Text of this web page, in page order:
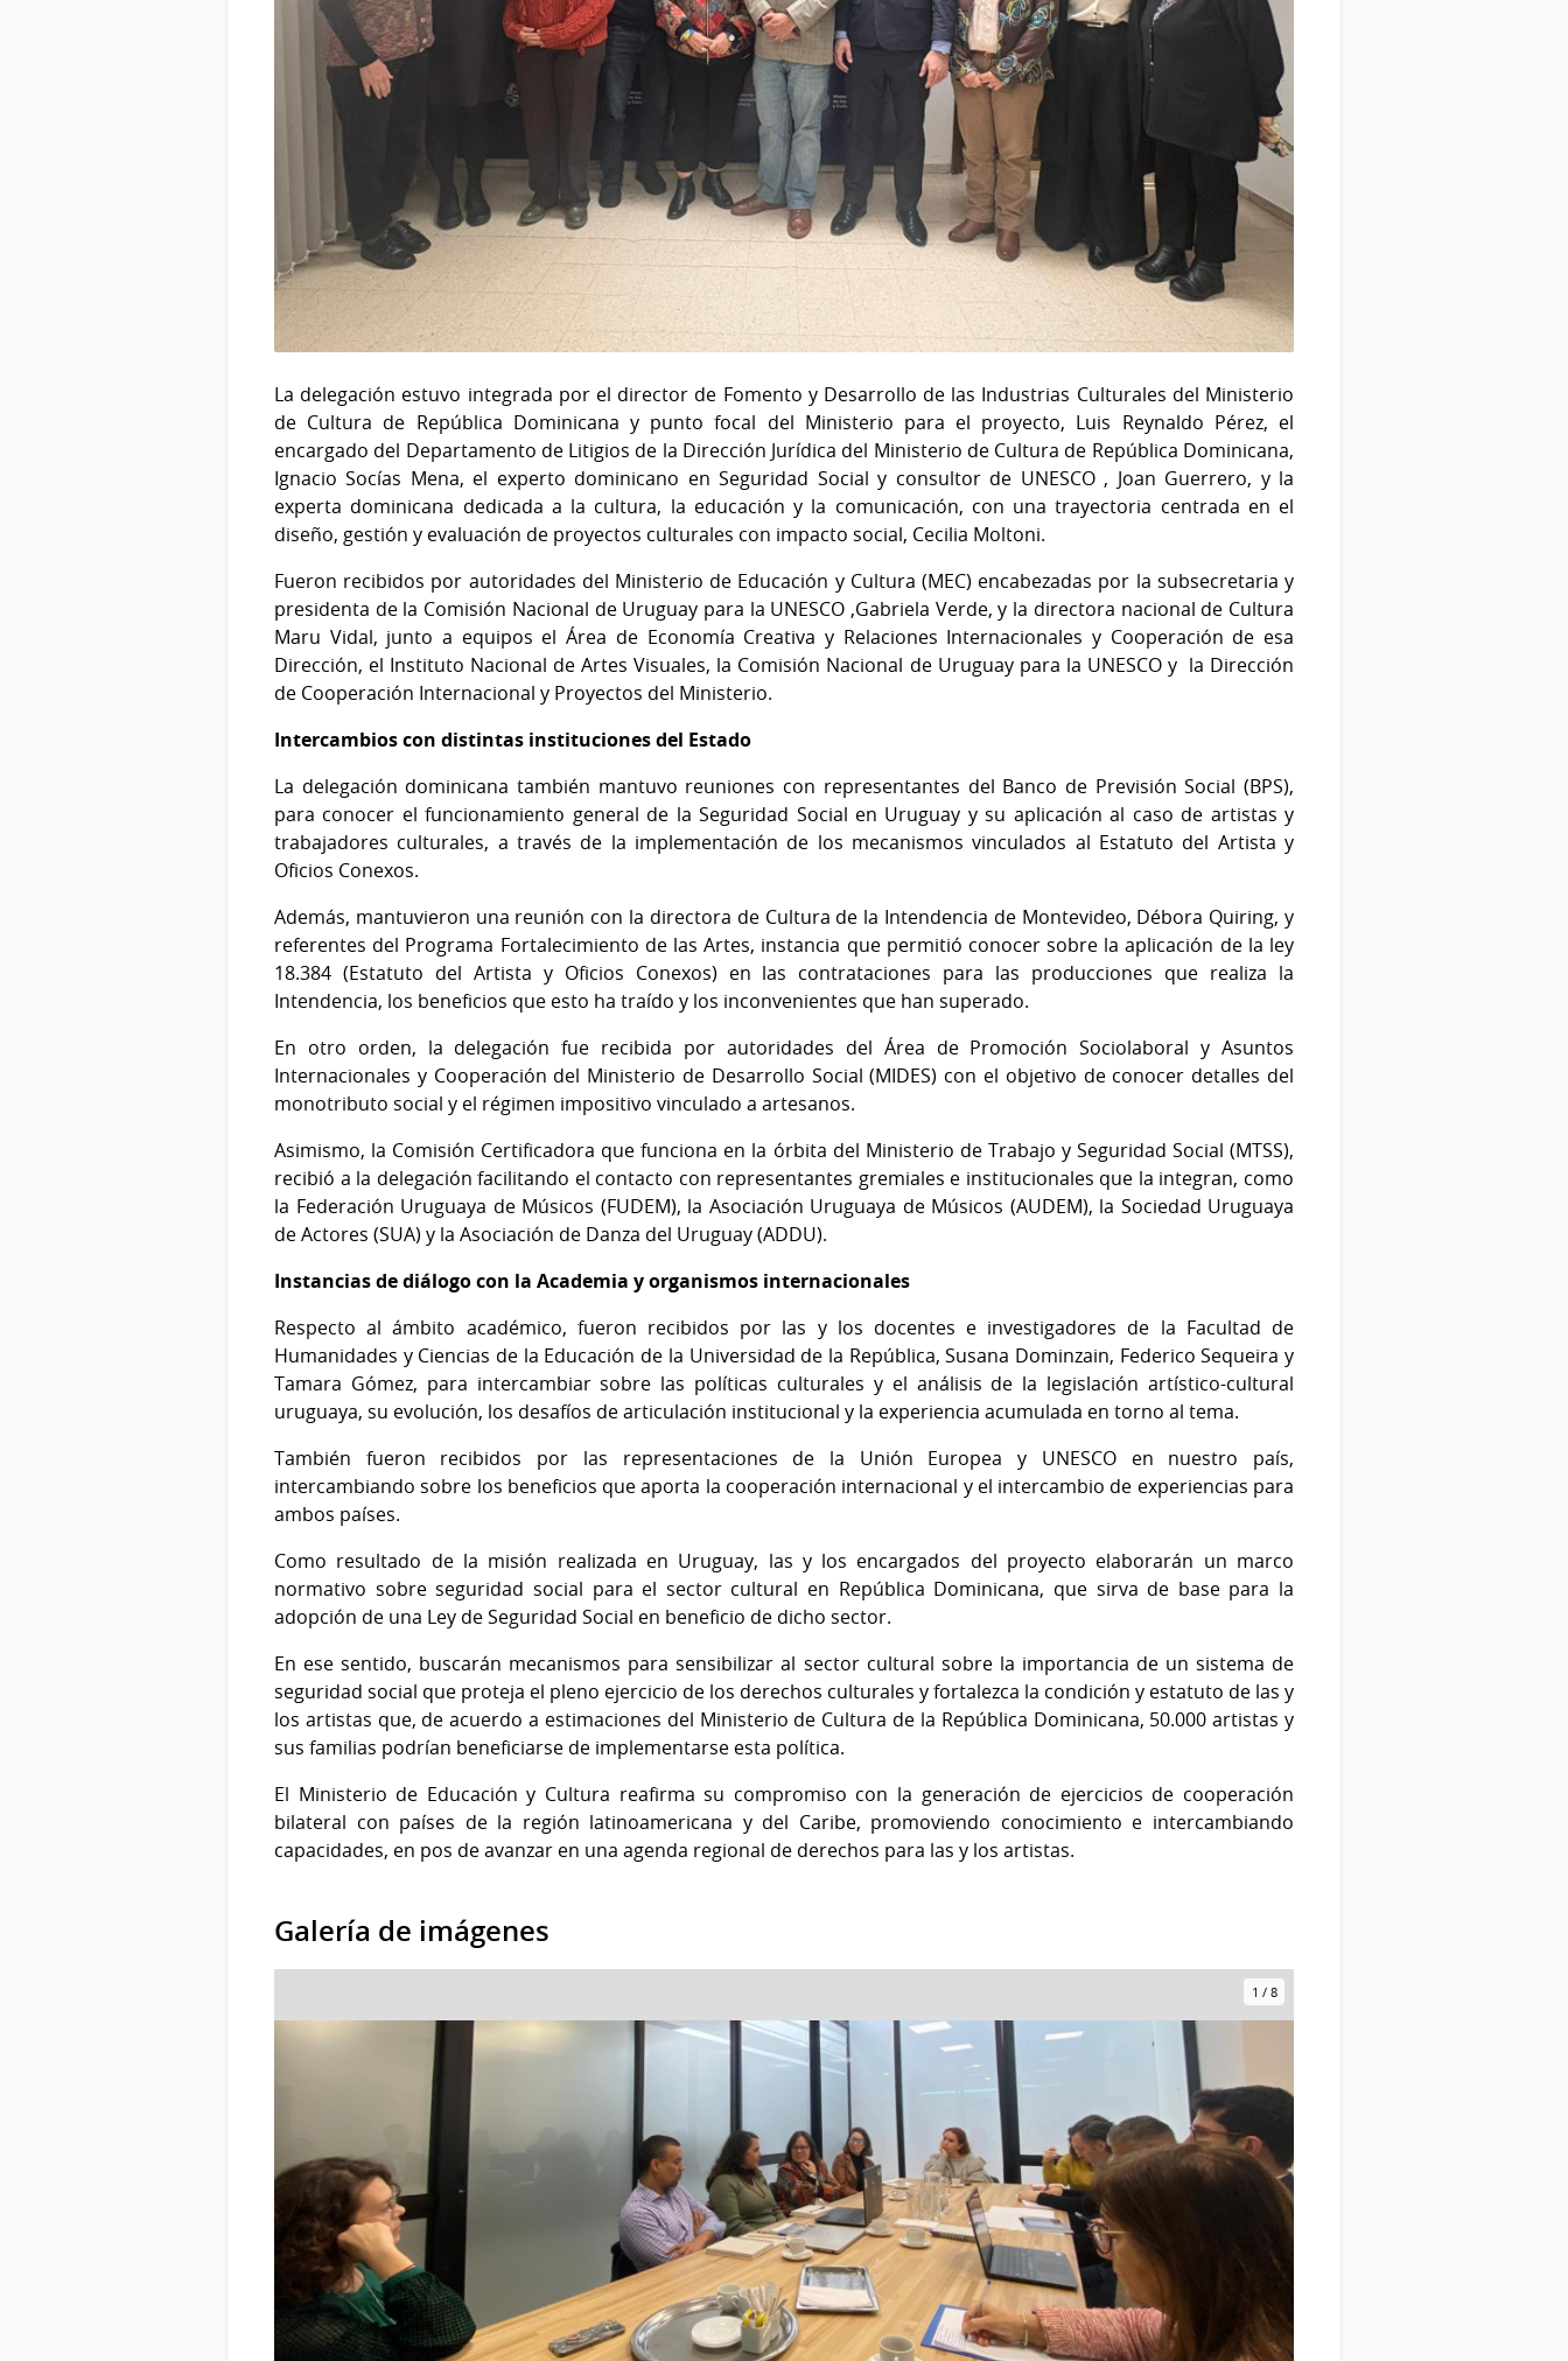
La delegación estuvo integrada por el director de Fomento y Desarrollo de las Industrias Culturales del Ministerio
de Cultura de República Dominicana y punto focal del Ministerio para el proyecto, Luis Reynaldo Pérez, el
encargado del Departamento de Litigios de la Dirección Jurídica del Ministerio de Cultura de República Dominicana,
Ignacio Socías Mena, el experto dominicano en Seguridad Social y consultor de UNESCO , Joan Guerrero, y la
experta dominicana dedicada a la cultura, la educación y la comunicación, con una trayectoria centrada en el
diseño, gestión y evaluación de proyectos culturales con impacto social, Cecilia Moltoni.
Fueron recibidos por autoridades del Ministerio de Educación y Cultura (MEC) encabezadas por la subsecretaria y
presidenta de la Comisión Nacional de Uruguay para la UNESCO ,Gabriela Verde, y la directora nacional de Cultura
Maru Vidal, junto a equipos el Área de Economía Creativa y Relaciones Internacionales y Cooperación de esa
Dirección, el Instituto Nacional de Artes Visuales, la Comisión Nacional de Uruguay para la UNESCO y la Dirección
de Cooperación Internacional y Proyectos del Ministerio.
Intercambios con distintas instituciones del Estado
La delegación dominicana también mantuvo reuniones con representantes del Banco de Previsión Social (BPS),
para conocer el funcionamiento general de la Seguridad Social en Uruguay y su aplicación al caso de artistas y
trabajadores culturales, a través de la implementación de los mecanismos vinculados al Estatuto del Artista y
Oficios Conexos.
Además, mantuvieron una reunión con la directora de Cultura de la Intendencia de Montevideo, Débora Quiring, y
referentes del Programa Fortalecimiento de las Artes, instancia que permitió conocer sobre la aplicación de la ley
18.384 (Estatuto del Artista y Oficios Conexos) en las contrataciones para las producciones que realiza la
Intendencia, los beneficios que esto ha traído y los inconvenientes que han superado.
En otro orden, la delegación fue recibida por autoridades del Área de Promoción Sociolaboral y Asuntos
Internacionales y Cooperación del Ministerio de Desarrollo Social (MIDES) con el objetivo de conocer detalles del
monotributo social y el régimen impositivo vinculado a artesanos.
Asimismo, la Comisión Certificadora que funciona en la órbita del Ministerio de Trabajo y Seguridad Social (MTSS),
recibió a la delegación facilitando el contacto con representantes gremiales e institucionales que la integran, como
la Federación Uruguaya de Músicos (FUDEM), la Asociación Uruguaya de Músicos (AUDEM), la Sociedad Uruguaya
de Actores (SUA) y la Asociación de Danza del Uruguay (ADDU).
Instancias de diálogo con la Academia y organismos internacionales
Respecto al ámbito académico, fueron recibidos por las y los docentes e investigadores de la Facultad de
Humanidades y Ciencias de la Educación de la Universidad de la República, Susana Dominzain, Federico Sequeira y
Tamara Gómez, para intercambiar sobre las políticas culturales y el análisis de la legislación artístico-cultural
uruguaya, su evolución, los desafíos de articulación institucional y la experiencia acumulada en torno al tema.
También fueron recibidos por las representaciones de la Unión Europea y UNESCO en nuestro país,
intercambiando sobre los beneficios que aporta la cooperación internacional y el intercambio de experiencias para
ambos países.
Como resultado de la misión realizada en Uruguay, las y los encargados del proyecto elaborarán un marco
normativo sobre seguridad social para el sector cultural en República Dominicana, que sirva de base para la
adopción de una Ley de Seguridad Social en beneficio de dicho sector.
En ese sentido, buscarán mecanismos para sensibilizar al sector cultural sobre la importancia de un sistema de
seguridad social que proteja el pleno ejercicio de los derechos culturales y fortalezca la condición y estatuto de las y
los artistas que, de acuerdo a estimaciones del Ministerio de Cultura de la República Dominicana, 50.000 artistas y
sus familias podrían beneficiarse de implementarse esta política.
El Ministerio de Educación y Cultura reafirma su compromiso con la generación de ejercicios de cooperación
bilateral con países de la región latinoamericana y del Caribe, promoviendo conocimiento e intercambiando
capacidades, en pos de avanzar en una agenda regional de derechos para las y los artistas.
Galería de imágenes
1 / 8